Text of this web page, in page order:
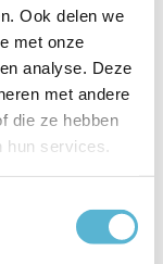
Ook delen we
met onze
analyse. Deze
met andere
die ze hebben
services.
€39,95
€37,25